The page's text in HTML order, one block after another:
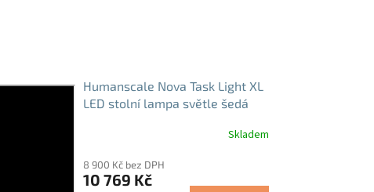
Humanscale Nova Task Light XL
LED stolní lampa světle šedá
Skladem
8 900 Kč bez DPH
10 769 Kč